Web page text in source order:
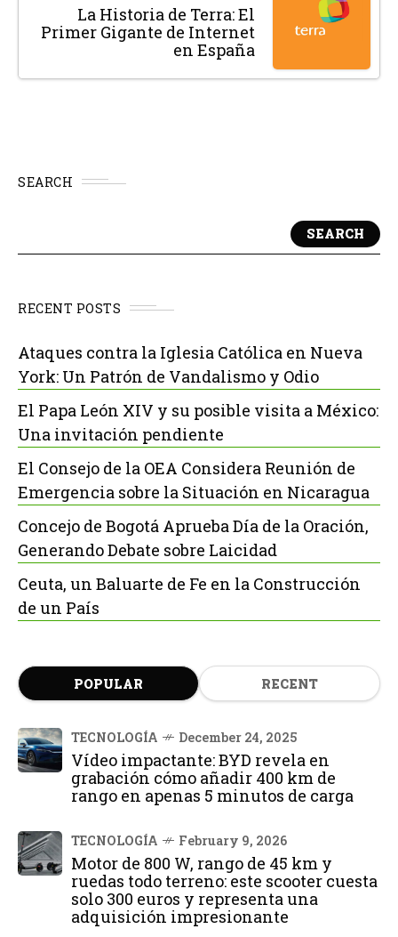
La Historia de Terra: El
Primer Gigante de Internet
en España
SEARCH
SEARCH
RECENT POSTS
Ataques contra la Iglesia Católica en Nueva
York: Un Patrón de Vandalismo y Odio
El Papa León XIV y su posible visita a México:
Una invitación pendiente
El Consejo de la OEA Considera Reunión de
Emergencia sobre la Situación en Nicaragua
Concejo de Bogotá Aprueba Día de la Oración,
Generando Debate sobre Laicidad
Ceuta, un Baluarte de Fe en la Construcción
de un País
POPULAR RECENT
TECNOLOGÍA December 24, 2025
Vídeo impactante: BYD revela en
grabación cómo añadir 400 km de
rango en apenas 5 minutos de carga
TECNOLOGÍA February 9, 2026
Motor de 800 W, rango de 45 km y
ruedas todo terreno: este scooter cuesta
solo 300 euros y representa una
adquisición impresionante